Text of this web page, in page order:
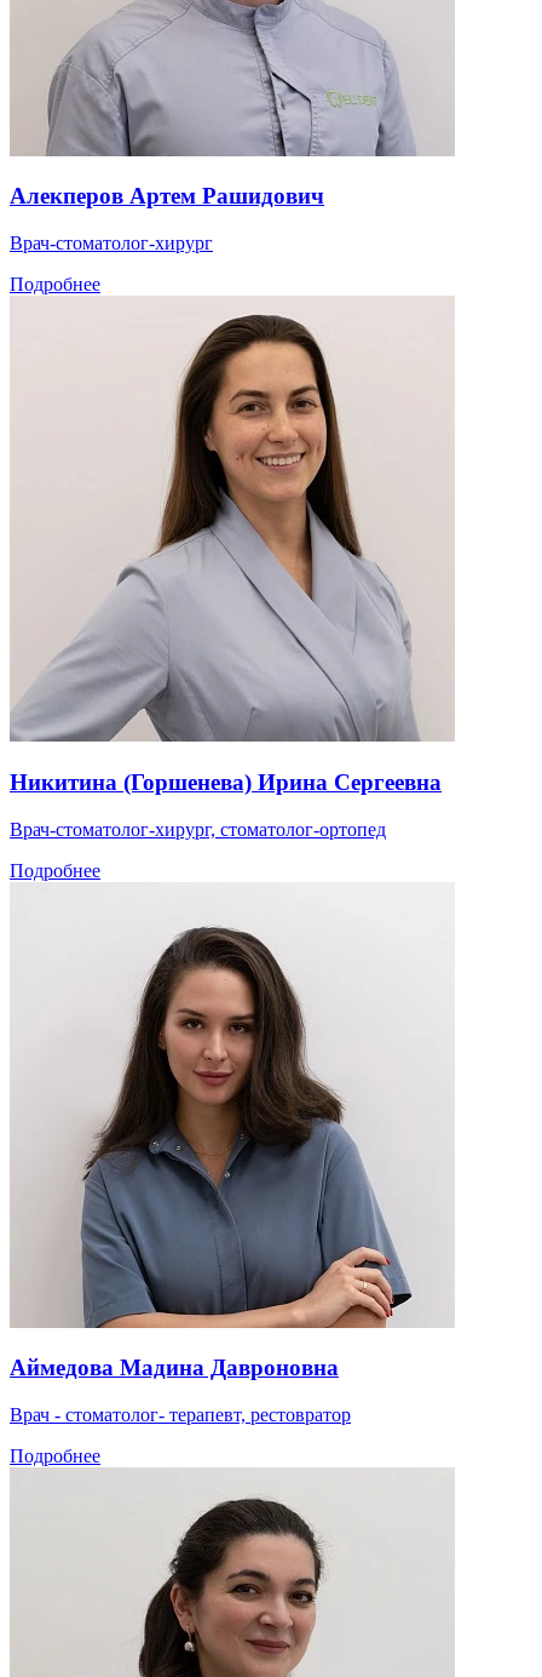
Алекперов Артем Рашидович
Врач-стоматолог-хирург
Подробнее
Никитина (Горшенева) Ирина Сергеевна
Врач-стоматолог-хирург, стоматолог-ортопед
Подробнее
Аймедова Мадина Давроновна
Врач - стоматолог- терапевт, рестовратор
Подробнее